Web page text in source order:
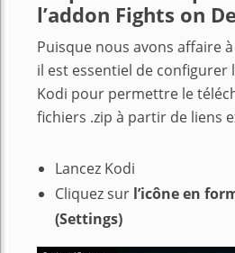
l’addon Fights on
Puisque nous avons affaire
il est essentiel de configurer
Kodi pour permettre le
fichiers .zip à partir de liens
Lancez Kodi
Cliquez sur l’icône en
(Settings)